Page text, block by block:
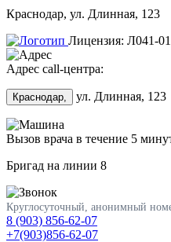
Краснодар, ул. Длинная, 123
Лицензия: Л041-
Адрес call-центра:
Краснодар, ул. Длинная, 123
Вызов врача в течение 5
Бригад на линии 8
Круглосуточный, анонимный
8 (903) 856-62-07
+7(903)856-62-07